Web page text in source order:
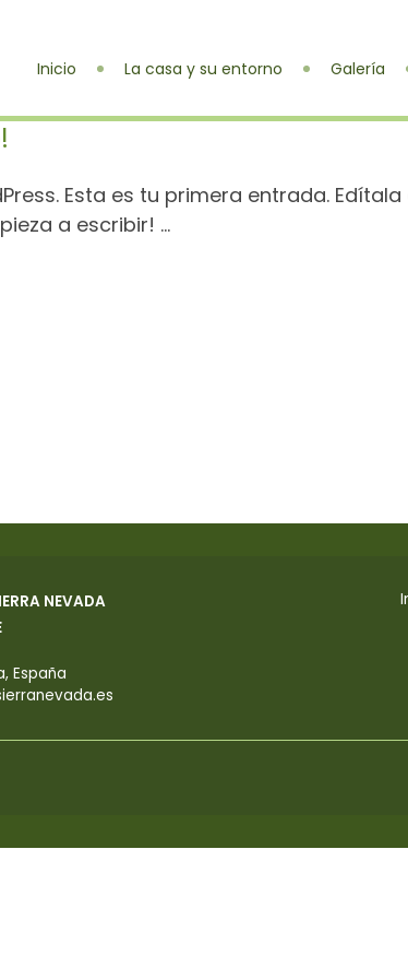
Inicio La casa y su entorno Galería
Esta es tu primera entrada. Edítala
a escribir! ...
NEVADA
España